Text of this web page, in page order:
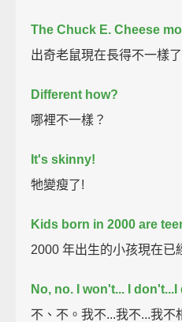
The Chuck E. Cheese
出奇老鼠現在長得不一樣
Different how?
哪裡不一樣？
It's skinny!
牠變瘦了!
Kids born in 2000 are
2000 年出生的小孩現在已
No, no. I won't... I
不、不。我不...我不...我不